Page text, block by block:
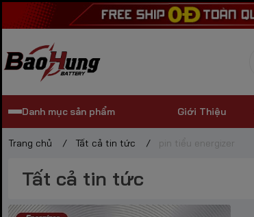
Danh mục sản phẩm Giới Thiệu
Trang chủ / Tất cả tin tức / pin tiểu energizer
Tất cả tin tức